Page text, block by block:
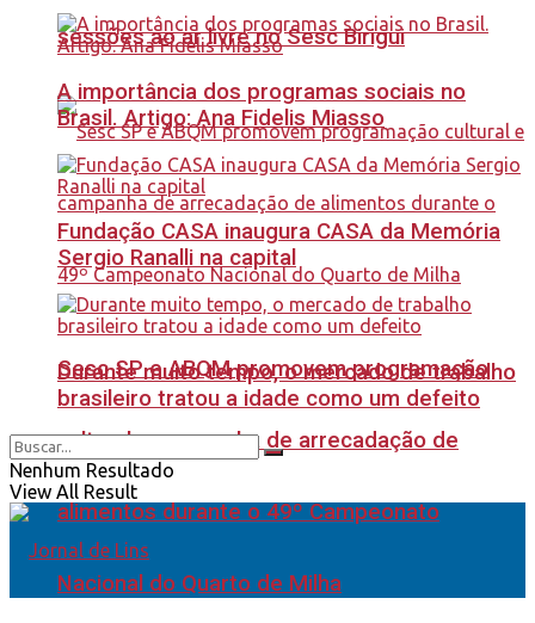
sessões ao ar livre no Sesc Birigui
Sesc SP e ABQM promovem programação
cultural e campanha de arrecadação de
alimentos durante o 49º Campeonato
Nacional do Quarto de Milha
A importância dos programas sociais no
Brasil. Artigo: Ana Fidelis Miasso
Fundação CASA inaugura CASA da Memória
Sergio Ranalli na capital
Durante muito tempo, o mercado de trabalho
brasileiro tratou a idade como um defeito
Nenhum Resultado
View All Result